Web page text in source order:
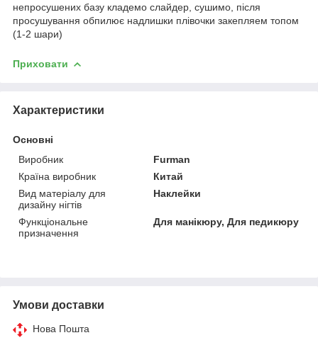
непросушених базу кладемо слайдер, сушимо, після
просушування обпилює надлишки плівочки закепляем топом
(1-2 шари)
Приховати
Характеристики
Основні
Виробник
Furman
Країна виробник
Китай
Вид матеріалу для
дизайну нігтів
Наклейки
Функціональне
призначення
Для манікюру, Для педикюру
Умови доставки
Нова Пошта